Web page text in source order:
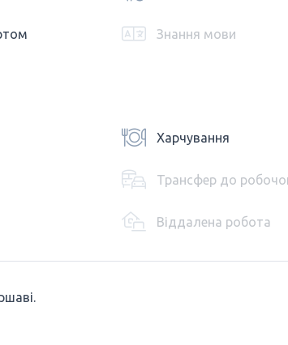
Знання мови
Харчування
Трансфер до
Віддалена робота